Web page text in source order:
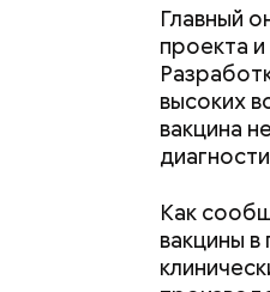
Главный
проекта
высоких
вакцина
Как
вакцины
чеснок;
соль.
Фото: